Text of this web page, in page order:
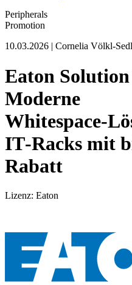
Peripherals
Promotion
10.03.2026 | Cornelia Völkl-
Eaton Solution
Moderne
IT‑Racks mit
Rabatt
Lizenz: Eaton